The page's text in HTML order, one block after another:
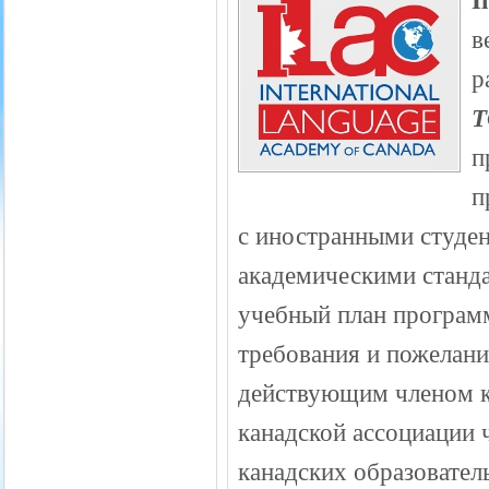
с иностранными
академическими
учебный план
требования и
действующим членом
канадской
канадских